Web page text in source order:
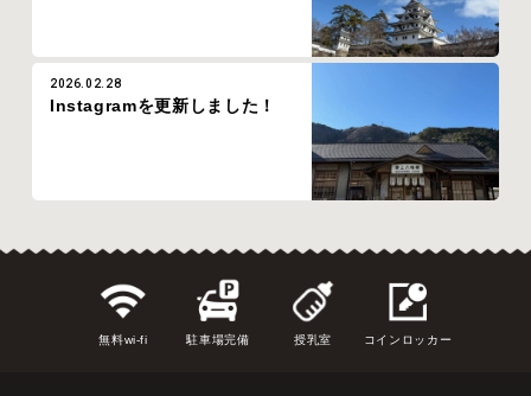
2026.02.28
Instagramを更新しました！
無料wi-fi 駐車場完備 授乳室 コインロッカー